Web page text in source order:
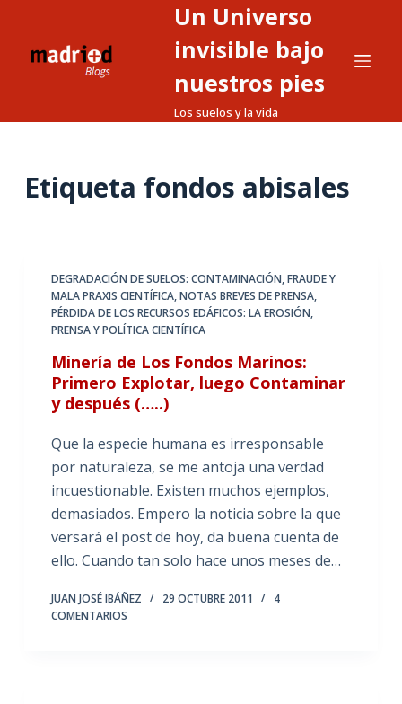
Un Universo
invisible bajo
nuestros pies
Los suelos y la vida
Etiqueta fondos abisales
DEGRADACIÓN DE SUELOS: CONTAMINACIÓN,FRAUDE Y
MALA PRAXIS CIENTÍFICA,NOTAS BREVES DE PRENSA,
PÉRDIDA DE LOS RECURSOS EDÁFICOS: LA EROSIÓN,
PRENSA Y POLÍTICA CIENTÍFICA
Minería de Los Fondos Marinos:
Primero Explotar, luego Contaminar
y después (…..)
Que la especie humana es irresponsable
por naturaleza, se me antoja una verdad
incuestionable. Existen muchos ejemplos,
demasiados. Empero la noticia sobre la que
versará el post de hoy, da buena cuenta de
ello. Cuando tan solo hace unos meses de…
JUAN JOSÉ IBÁÑEZ 29 OCTUBRE 2011
4
COMENTARIOS